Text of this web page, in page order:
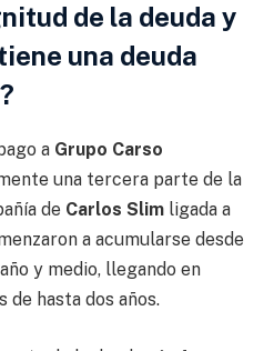
de la deuda y
una deuda
a Grupo Carso
una tercera parte de la
de Carlos Slim ligada a
a acumularse desde
y medio, llegando en
de hasta dos años.